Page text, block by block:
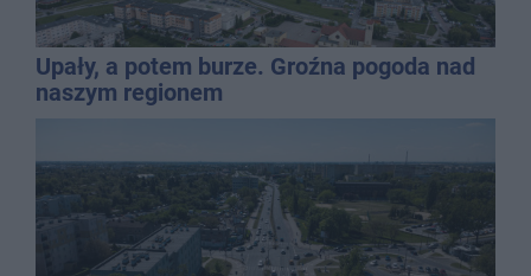
Upały, a potem burze. Groźna pogoda nad
naszym regionem